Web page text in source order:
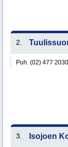
2.
Puh. (02) 477 2030
3. Isojoen